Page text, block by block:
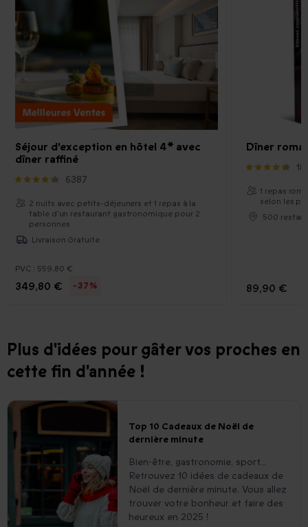
Séjour d'exception en hôtel 4* avec
dîner raffiné
6387
2 nuits avec petits-déjeuners et 1 repas à la
table d’un restaurant gastronomique pour 2
personnes
Livraison Gratuite
PVC : 559,80 €
349,80 € -37%
Dîner
1 repas
selon les
500
89,90 €
Plus d'idées pour gâter vos proches en
cette fin d'année !
Top 10 Cadeaux de Noël de
dernière minute
Bien-être, gastronomie, sport...
Retrouvez 10 idées de cadeaux de
Noël de dernière minute. Vous allez
trouver votre bonheur et faire des
heureux en 2025 !